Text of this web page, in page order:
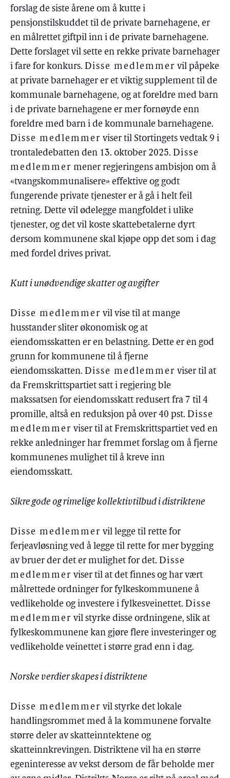
forslag de siste årene om å kutte i
pensjonstilskuddet til de private barnehagene, er
en målrettet giftpil inn i de private barnehagene.
Dette forslaget vil sette en rekke private barnehager
i fare for konkurs. Disse medlemmer vil påpeke
at private barnehager er et viktig supplement til de
kommunale barnehagene, og at foreldre med barn
i de private barnehagene er mer fornøyde enn
foreldre med barn i de kommunale barnehagene.
Disse medlemmer viser til Stortingets vedtak 9 i
trontaledebatten den 13. oktober 2025. Disse
medlemmer mener regjeringens ambisjon om å
«tvangskommunalisere» effektive og godt
fungerende private tjenester er å gå i helt feil
retning. Dette vil ødelegge mangfoldet i ulike
tjenester, og det vil koste skattebetalerne dyrt
dersom kommunene skal kjøpe opp det som i dag
med fordel drives privat.
Kutt i unødvendige skatter og avgifter
Disse medlemmer vil vise til at mange
husstander sliter økonomisk og at
eiendomsskatten er en belastning. Dette er en god
grunn for kommunene til å fjerne
eiendomsskatten. Disse medlemmer viser til at
da Fremskrittspartiet satt i regjering ble
makssatsen for eiendomsskatt redusert fra 7 til 4
promille, altså en reduksjon på over 40 pst. Disse
medlemmer viser til at Fremskrittspartiet ved en
rekke anledninger har fremmet forslag om å fjerne
kommunenes mulighet til å kreve inn
eiendomsskatt.
Sikre gode og rimelige kollektivtilbud i distriktene
Disse medlemmer vil legge til rette for
ferjeavløsning ved å legge til rette for mer bygging
av bruer der det er mulighet for det. Disse
medlemmer viser til at det finnes og har vært
målrettede ordninger for fylkeskommunene å
vedlikeholde og investere i fylkesveinettet. Disse
medlemmer vil styrke disse ordningene, slik at
fylkeskommunene kan gjøre flere investeringer og
vedlikeholde veinettet i større grad enn i dag.
Norske verdier skapes i distriktene
Disse medlemmer vil styrke det lokale
handlingsrommet med å la kommunene forvalte
større deler av skatteinntektene og
skatteinnkrevingen. Distriktene vil ha en større
egeninteresse av vekst dersom de får beholde mer